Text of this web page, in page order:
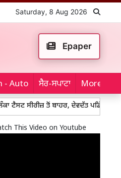
Saturday, 8 Aug 2026
Epaper
- Auto ਸੈਰ-ਸਪਾਟਾ More...
ਤੋਂ ਬਾਹਰ, ਦੇਵਦੱਤ ਪਡਿੱਕਲ ਖੇਡਣਗੇ ਨੰਬਰ-3
This Video on Youtube